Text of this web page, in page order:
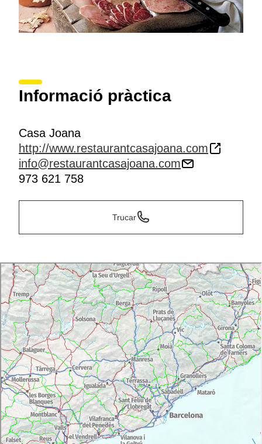
Informació pràctica
Casa Joana
http://www.restaurantcasajoana.com
info@restaurantcasajoana.com
973 621 758
Trucar